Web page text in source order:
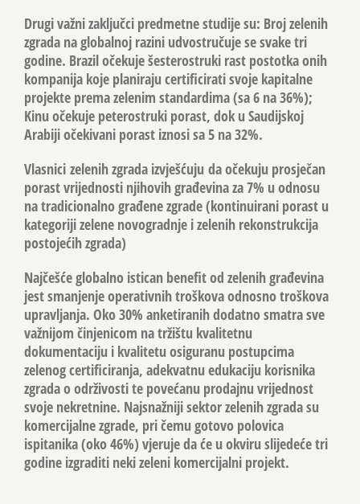
Drugi važni zaključci predmetne studije su: Broj zelenih
zgrada na globalnoj razini udvostručuje se svake tri
godine. Brazil očekuje šesterostruki rast postotka onih
kompanija koje planiraju certificirati svoje kapitalne
projekte prema zelenim standardima (sa 6 na 36%);
Kinu očekuje peterostruki porast, dok u Saudijskoj
Arabiji očekivani porast iznosi sa 5 na 32%.
Vlasnici zelenih zgrada izvješćuju da očekuju prosječan
porast vrijednosti njihovih građevina za 7% u odnosu
na tradicionalno građene zgrade (kontinuirani porast u
kategoriji zelene novogradnje i zelenih rekonstrukcija
postojećih zgrada)
Najčešće globalno istican benefit od zelenih građevina
jest smanjenje operativnih troškova odnosno troškova
upravljanja. Oko 30% anketiranih dodatno smatra sve
važnijom činjenicom na tržištu kvalitetnu
dokumentaciju i kvalitetu osiguranu postupcima
zelenog certificiranja, adekvatnu edukaciju korisnika
zgrada o održivosti te povećanu prodajnu vrijednost
svoje nekretnine. Najsnažniji sektor zelenih zgrada su
komercijalne zgrade, pri čemu gotovo polovica
ispitanika (oko 46%) vjeruje da će u okviru slijedeće tri
godine izgraditi neki zeleni komercijalni projekt.